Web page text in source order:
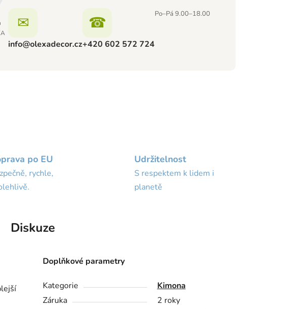
✉
info@olexadecor.cz
☎
+420 602 572 724
Po–Pá 9.00–18.00
po EU
rychle,
Udržitelnost
S respektem k lidem i
planetě
Diskuze
Doplňkové parametry
Kategorie
Kimona
Záruka
2 roky